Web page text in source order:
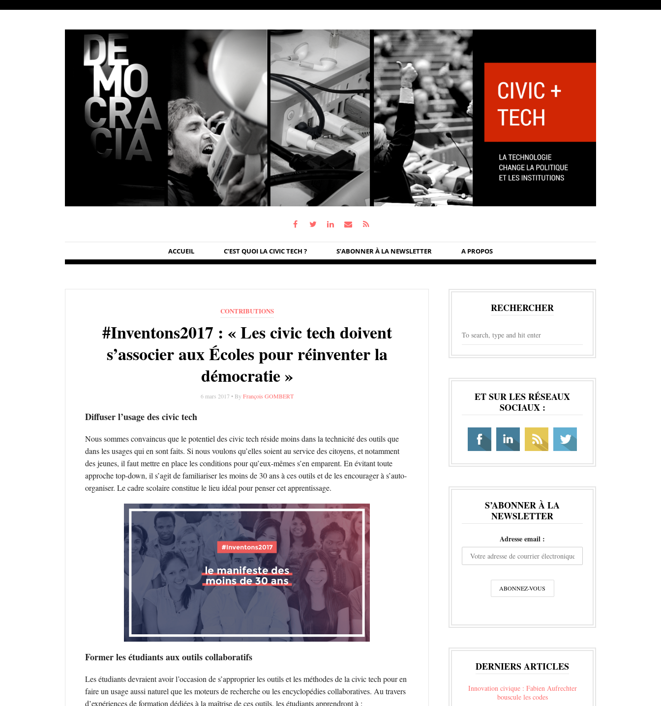
ACCUEIL C’EST QUOI LA CIVIC TECH ? S’ABONNER À LA NEWSLETTER A PROPOS
CONTRIBUTIONS
#Inventons2017 : « Les civic tech doivent
s’associer aux Écoles pour réinventer la
démocratie »
6 mars 2017 • By François GOMBERT
Diffuser l’usage des civic tech
Nous sommes convaincus que le potentiel des civic tech réside moins dans la technicité des outils que
dans les usages qui en sont faits. Si nous voulons qu’elles soient au service des citoyens, et notamment
des jeunes, il faut mettre en place les conditions pour qu’eux-mêmes s’en emparent. En évitant toute
approche top-down, il s’agit de familiariser les moins de 30 ans à ces outils et de les encourager à s’auto-
organiser. Le cadre scolaire constitue le lieu idéal pour penser cet apprentissage.
Former les étudiants aux outils collaboratifs
Les étudiants devraient avoir l’occasion de s’approprier les outils et les méthodes de la civic tech pour en
faire un usage aussi naturel que les moteurs de recherche ou les encyclopédies collaboratives. Au travers
d’expériences de formation dédiées à la maîtrise de ces outils, les étudiants apprendront à :
RECHERCHER
ET SUR LES RÉSEAUX
SOCIAUX :
S’ABONNER À LA
NEWSLETTER
Adresse email :
DERNIERS ARTICLES
Innovation civique : Fabien Aufrechter
bouscule les codes